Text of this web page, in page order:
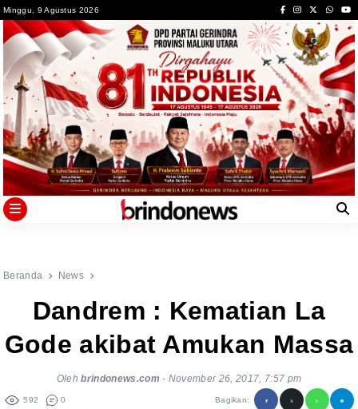
to
content
Minggu, 9 Agustus 2026
Beranda News
Dandrem : Kematian La
Gode akibat Amukan Massa
Olehbrindonews.com - November 26, 2017, 7:57 pm
592 0 Bagikan: